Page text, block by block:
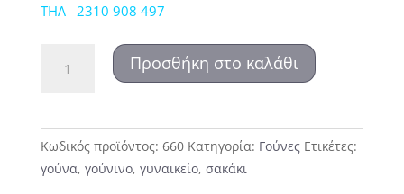
ΤΗΛ 2310 908 497
Γούνινο
Προσθήκη στο καλάθι
Κωδικός προϊόντος: 660 Κατηγορία: Γούνες Ετικέτες:
γούνα, γούνινο, γυναικείο, σακάκι